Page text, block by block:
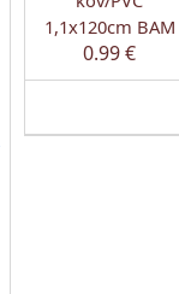
1,1x120cm BAM
0.99 €